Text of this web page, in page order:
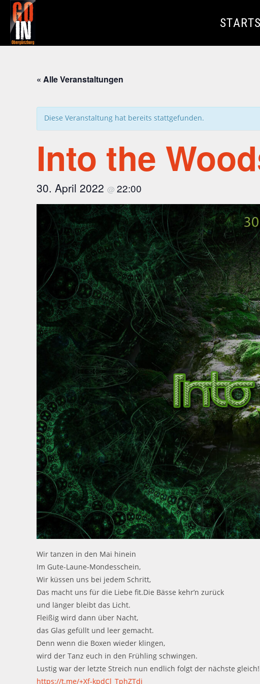
Zum
Inhalt
springen
« Alle Veranstaltungen
Diese Veranstaltung hat bereits stattgefunden.
Into the
30. April 2022 @ 22:00
Wir tanzen in den Mai hinein
Im Gute-Laune-Mondesschein,
Wir küssen uns bei jedem Schritt,
Das macht uns für die Liebe fit.Die Bässe kehr’n zurück
und länger bleibt das Licht.
Fleißig wird dann über Nacht,
das Glas gefüllt und leer gemacht.
Denn wenn die Boxen wieder klingen,
wird der Tanz euch in den Frühling schwingen.
Lustig war der letzte Streich nun endlich folgt der nächste
https://t.me/+Xf-kpdCl_TphZTdi